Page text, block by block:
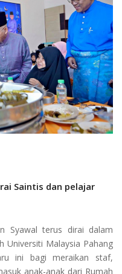
Saintis dan pelajar
Syawal terus dirai dalam
Universiti Malaysia Pahang
ini bagi meraikan staf,
anak-anak dari Rumah